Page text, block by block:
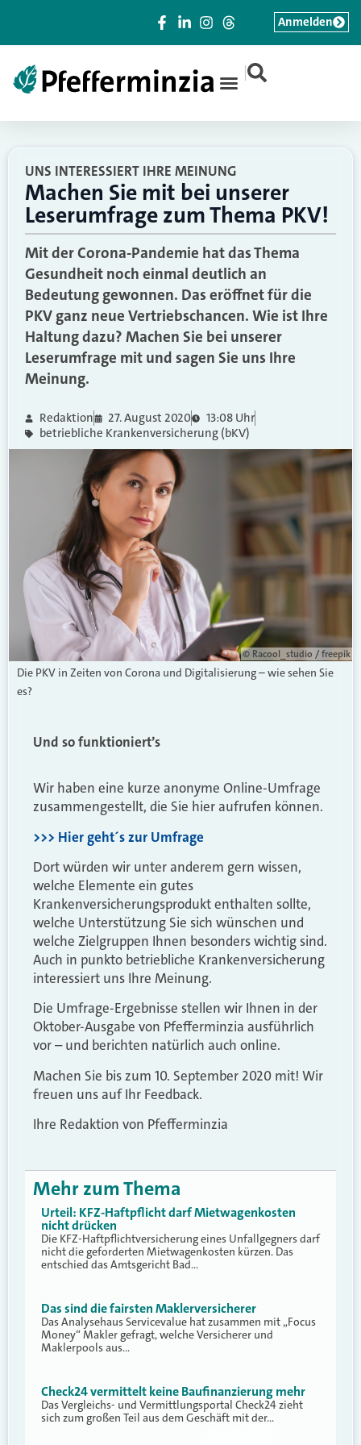
|
Anmelden
UNS INTERESSIERT IHRE MEINUNG
Machen Sie mit bei unserer
Leserumfrage zum Thema PKV!
Mit der Corona-Pandemie hat das Thema
Gesundheit noch einmal deutlich an
Bedeutung gewonnen. Das eröffnet für die
PKV ganz neue Vertriebschancen. Wie ist Ihre
Haltung dazu? Machen Sie bei unserer
Leserumfrage mit und sagen Sie uns Ihre
Meinung.
Redaktion 27. August 2020
13:08 Uhr
betriebliche Krankenversicherung (bKV)
© Racool_studio / freepik
Die PKV in Zeiten von Corona und Digitalisierung – wie sehen Sie
es?
Und so funktioniert’s
Wir haben eine kurze anonyme Online-Umfrage
zusammengestellt, die Sie hier aufrufen können.
>>> Hier geht´s zur Umfrage
Dort würden wir unter anderem gern wissen,
welche Elemente ein gutes
Krankenversicherungsprodukt enthalten sollte,
welche Unterstützung Sie sich wünschen und
welche Zielgruppen Ihnen besonders wichtig sind.
Auch in punkto betriebliche Krankenversicherung
interessiert uns Ihre Meinung.
Die Umfrage-Ergebnisse stellen wir Ihnen in der
Oktober-Ausgabe von Pfefferminzia ausführlich
vor – und berichten natürlich auch online.
Machen Sie bis zum 10. September 2020 mit! Wir
freuen uns auf Ihr Feedback.
Ihre Redaktion von Pfefferminzia
Mehr zum Thema
Urteil: KFZ-Haftpflicht darf Mietwagenkosten
nicht drücken
Die KFZ-Haftpflichtversicherung eines Unfallgegners darf
nicht die geforderten Mietwagenkosten kürzen. Das
entschied das Amtsgericht Bad…
Das sind die fairsten Maklerversicherer
Das Analysehaus Servicevalue hat zusammen mit „Focus
Money“ Makler gefragt, welche Versicherer und
Maklerpools aus…
Check24 vermittelt keine Baufinanzierung mehr
Das Vergleichs- und Vermittlungsportal Check24 zieht
sich zum großen Teil aus dem Geschäft mit der…